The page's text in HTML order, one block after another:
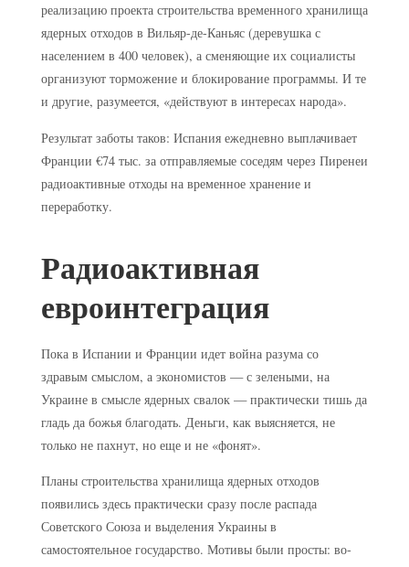
реализацию проекта строительства временного хранилища
ядерных отходов в Вильяр-де-Каньяс (деревушка с
населением в 400 человек), а сменяющие их социалисты
организуют торможение и блокирование программы. И те
и другие, разумеется, «действуют в интересах народа».
Результат заботы таков: Испания ежедневно выплачивает
Франции €74 тыс. за отправляемые соседям через Пиренеи
радиоактивные отходы на временное хранение и
переработку.
Радиоактивная
евроинтеграция
Пока в Испании и Франции идет война разума со
здравым смыслом, а экономистов — с зелеными, на
Украине в смысле ядерных свалок — практически тишь да
гладь да божья благодать. Деньги, как выясняется, не
только не пахнут, но еще и не «фонят».
Планы строительства хранилища ядерных отходов
появились здесь практически сразу после распада
Советского Союза и выделения Украины в
самостоятельное государство. Мотивы были просты: во-